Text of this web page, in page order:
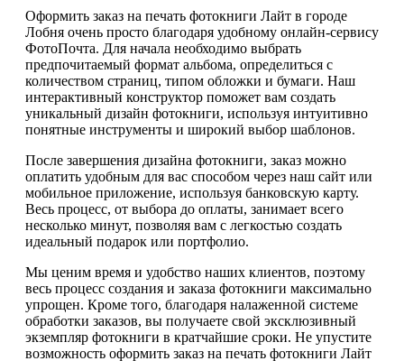
Оформить заказ на печать фотокниги Лайт в городе
Лобня очень просто благодаря удобному онлайн-сервису
ФотоПочта. Для начала необходимо выбрать
предпочитаемый формат альбома, определиться с
количеством страниц, типом обложки и бумаги. Наш
интерактивный конструктор поможет вам создать
уникальный дизайн фотокниги, используя интуитивно
понятные инструменты и широкий выбор шаблонов.
После завершения дизайна фотокниги, заказ можно
оплатить удобным для вас способом через наш сайт или
мобильное приложение, используя банковскую карту.
Весь процесс, от выбора до оплаты, занимает всего
несколько минут, позволяя вам с легкостью создать
идеальный подарок или портфолио.
Мы ценим время и удобство наших клиентов, поэтому
весь процесс создания и заказа фотокниги максимально
упрощен. Кроме того, благодаря налаженной системе
обработки заказов, вы получаете свой эксклюзивный
экземпляр фотокниги в кратчайшие сроки. Не упустите
возможность оформить заказ на печать фотокниги Лайт